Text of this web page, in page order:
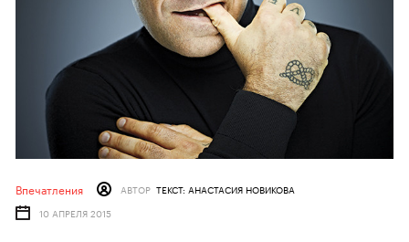
Впечатления АВТОР ТЕКСТ: АНАСТАСИЯ НОВИКОВА
10 АПРЕЛЯ 2015